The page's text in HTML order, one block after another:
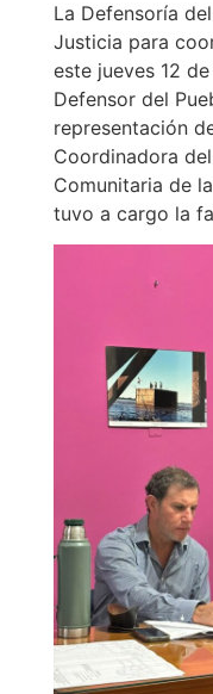
La Defensoría
Justicia para
este jueves 12
Defensor del
representación
Coordinadora
Comunitaria de
tuvo a cargo la